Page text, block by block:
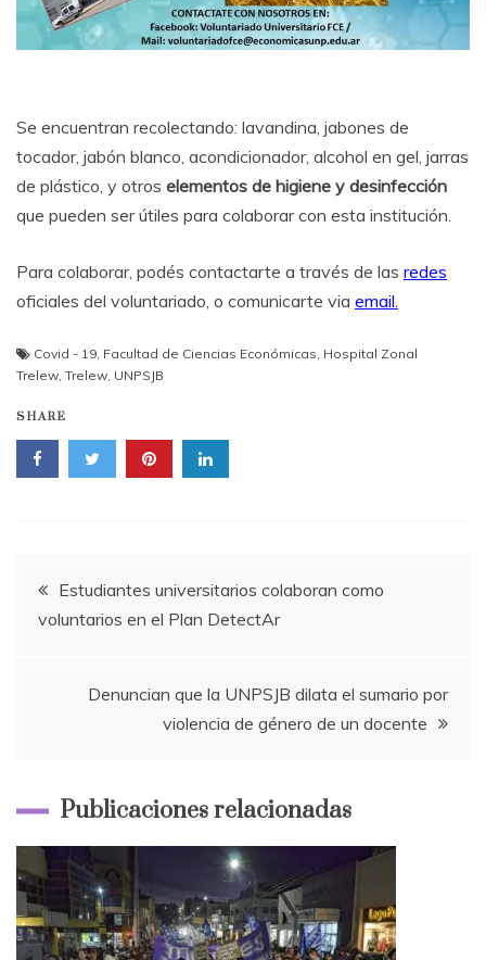
Se encuentran recolectando: lavandina, jabones de
tocador, jabón blanco, acondicionador, alcohol en gel, jarras
de plástico, y otros elementos de higiene y desinfección
que pueden ser útiles para colaborar con esta institución.
Para colaborar, podés contactarte a través de las redes
oficiales del voluntariado, o comunicarte via email.
Covid - 19 Facultad de Ciencias Económicas Hospital Zonal
Trelew Trelew UNPSJB
SHARE
Navegación
de
entradas
Estudiantes universitarios colaboran como
voluntarios en el Plan DetectAr
Denuncian que la UNPSJB dilata el sumario por
violencia de género de un docente
Publicaciones relacionadas